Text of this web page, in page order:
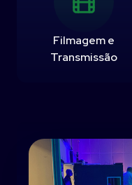
Filmagem e
Transmissão